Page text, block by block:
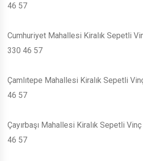
46 57
Cumhuriyet Mahallesi Kiralık Sepetli
330 46 57
Çamlıtepe Mahallesi Kiralık Sepetli
46 57
Çayırbaşı Mahallesi Kiralık Sepetli
46 57